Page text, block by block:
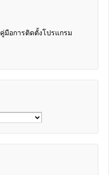
คู่มือการติดตั้งโปรแกรม